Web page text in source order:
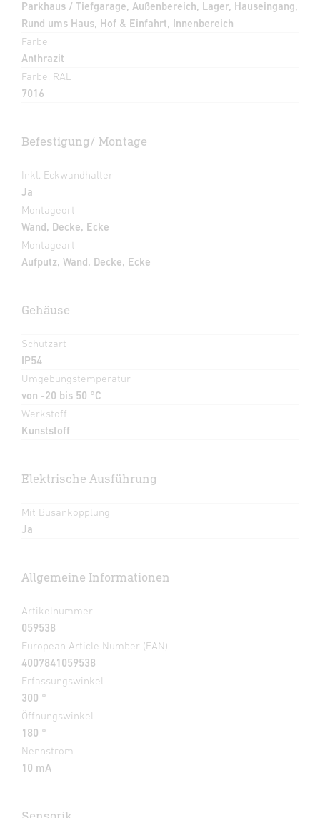
Parkhaus / Tiefgarage, Außenbereich, Lager, Hauseingang,
Rund ums Haus, Hof & Einfahrt, Innenbereich
Farbe
Anthrazit
Farbe, RAL
7016
Befestigung/ Montage
Inkl. Eckwandhalter
Ja
Montageort
Wand, Decke, Ecke
Montageart
Aufputz, Wand, Decke, Ecke
Gehäuse
Schutzart
IP54
Umgebungstemperatur
von -20 bis 50 °C
Werkstoff
Kunststoff
Elektrische Ausführung
Mit Busankopplung
Ja
Allgemeine Informationen
Artikelnummer
059538
European Article Number (EAN)
4007841059538
Erfassungswinkel
300 °
Öffnungswinkel
180 °
Nennstrom
10 mA